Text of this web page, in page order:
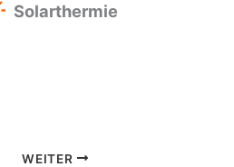
Solarthermie
WEITER